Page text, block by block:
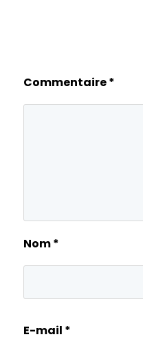
Commentaire*
Nom*
E-mail *